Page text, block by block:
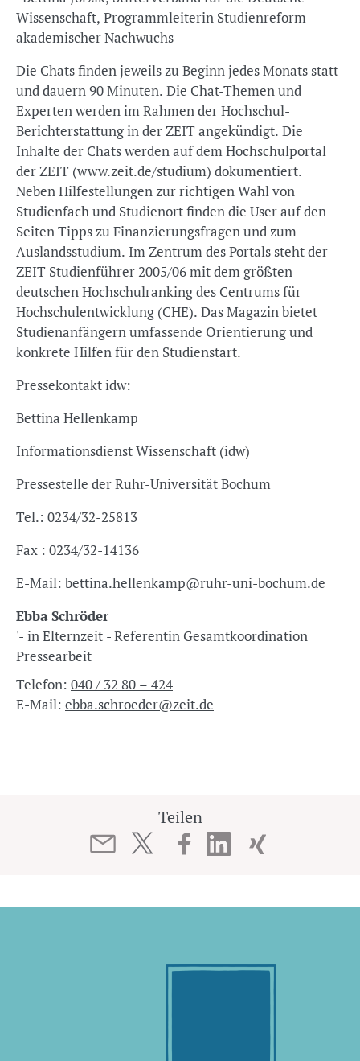
Wissenschaft, Programmleiterin Studienreform
akademischer Nachwuchs
Die Chats finden jeweils zu Beginn jedes Monats statt
und dauern 90 Minuten. Die Chat-Themen und
Experten werden im Rahmen der Hochschul-
Berichterstattung in der ZEIT angekündigt. Die
Inhalte der Chats werden auf dem Hochschulportal
der ZEIT (www.zeit.de/studium) dokumentiert.
Neben Hilfestellungen zur richtigen Wahl von
Studienfach und Studienort finden die User auf den
Seiten Tipps zu Finanzierungsfragen und zum
Auslandsstudium. Im Zentrum des Portals steht der
ZEIT Studienführer 2005/06 mit dem größten
deutschen Hochschulranking des Centrums für
Hochschulentwicklung (CHE). Das Magazin bietet
Studienanfängern umfassende Orientierung und
konkrete Hilfen für den Studienstart.
Pressekontakt idw:
Bettina Hellenkamp
Informationsdienst Wissenschaft (idw)
Pressestelle der Ruhr-Universität Bochum
Tel.: 0234/32-25813
Fax : 0234/32-14136
E-Mail: bettina.hellenkamp@ruhr-uni-bochum.de
Ebba Schröder
'- in Elternzeit - Referentin Gesamtkoordination
Pressearbeit
Telefon: 040 / 32 80 – 424
E-Mail: ebba.schroeder@zeit.de
Teilen